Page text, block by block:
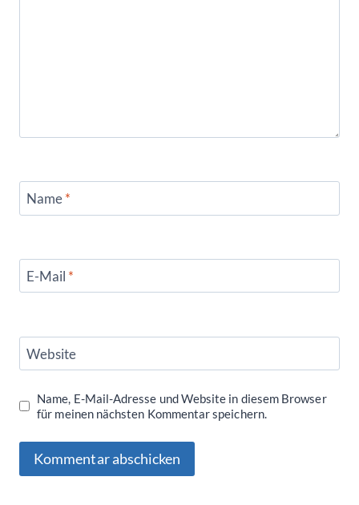
Name*
E-Mail *
Website
Name, E-Mail-Adresse und Website in diesem Browser
für meinen nächsten Kommentar speichern.